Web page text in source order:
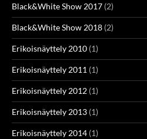
Black&White Show 2017 (2)
Black&White Show 2018 (2)
Erikoisnäyttely 2010 (1)
Erikoisnäyttely 2011 (1)
Erikoisnäyttely 2012 (1)
Erikoisnäyttely 2013 (1)
Erikoisnäyttely 2014 (1)